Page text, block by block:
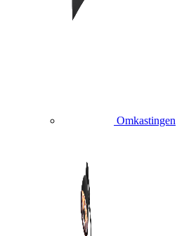
Omkastingen